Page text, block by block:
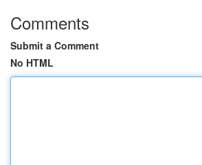
Comments
Submit a Comment
No HTML